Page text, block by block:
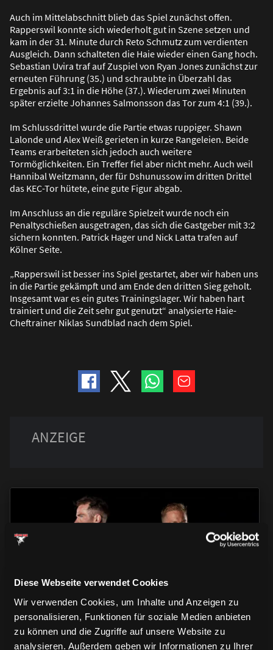
Diese Webseite verwendet Cookies
Wir verwenden Cookies, um Inhalte und Anzeigen zu
personalisieren, Funktionen für soziale Medien anbieten
zu können und die Zugriffe auf unsere Website zu
analysieren. Außerdem geben wir Informationen zu Ihrer
Auch im Mittelabschnitt blieb das Spiel zunächst offen.
Rapperswil konnte sich wiederholt gut in Szene setzen und
kam in der 31. Minute durch Reto Schmutz zum verdienten
Ausgleich. Dann schalteten die Haie wieder einen Gang hoch.
Sebastian Uvira traf auf Zuspiel von Ryan Jones zunächst zur
erneuten Führung (35.) und schraubte in Überzahl das
Ergebnis auf 3:1 in die Höhe (37.). Wiederum zwei Minuten
später erzielte Johannes Salmonsson das Tor zum 4:1 (39.).
Im Schlussdrittel wurde die Partie etwas ruppiger. Shawn
Lalonde und Alex Weiß gerieten in kurze Rangeleien. Beide
Teams erarbeiteten sich jedoch auch weitere
Tormöglichkeiten. Ein Treffer fiel aber nicht mehr. Auch weil
Hannibal Weitzmann, der für Dshunussow im dritten Drittel
das KEC-Tor hütete, eine gute Figur abgab.
Im Anschluss an die reguläre Spielzeit wurde noch ein
Penaltyschießen ausgetragen, das sich die Gastgeber mit 3:2
sichern konnten. Patrick Hager und Nick Latta trafen auf
Kölner Seite.
„Rapperswil ist besser ins Spiel gestartet, aber wir haben uns
in die Partie gekämpft und am Ende den dritten Sieg geholt.
Insgesamt war es ein gutes Trainingslager. Wir haben hart
trainiert und die Zeit sehr gut genutzt“ analysierte Haie-
Cheftrainer Niklas Sundblad nach dem Spiel.
TRIKOTS
TRIKOTS
TRIKOTS